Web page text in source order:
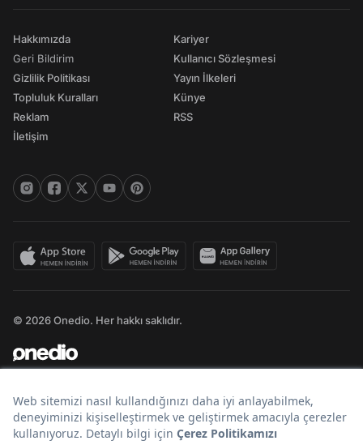
Hakkımızda
Geri Bildirim
Gizlilik Politikası
Topluluk Kuralları
Reklam
İletişim
Kariyer
Kullanıcı Sözleşmesi
Yayın İlkeleri
Künye
RSS
© 2026 Onedio. Her hakkı saklıdır.
Bir markasıdır.